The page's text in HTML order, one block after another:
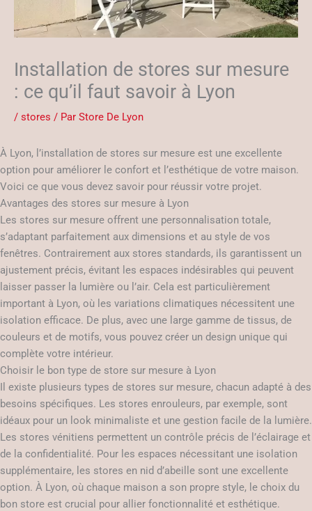
Installation de stores sur mesure
: ce qu’il faut savoir à Lyon
/ stores / Par Store De Lyon
À Lyon, l’installation de stores sur mesure est une excellente
option pour améliorer le confort et l’esthétique de votre maison.
Voici ce que vous devez savoir pour réussir votre projet.
Avantages des stores sur mesure à Lyon
Les stores sur mesure offrent une personnalisation totale,
s’adaptant parfaitement aux dimensions et au style de vos
fenêtres. Contrairement aux stores standards, ils garantissent un
ajustement précis, évitant les espaces indésirables qui peuvent
laisser passer la lumière ou l’air. Cela est particulièrement
important à Lyon, où les variations climatiques nécessitent une
isolation efficace. De plus, avec une large gamme de tissus, de
couleurs et de motifs, vous pouvez créer un design unique qui
complète votre intérieur.
Choisir le bon type de store sur mesure à Lyon
Il existe plusieurs types de stores sur mesure, chacun adapté à des
besoins spécifiques. Les stores enrouleurs, par exemple, sont
idéaux pour un look minimaliste et une gestion facile de la lumière.
Les stores vénitiens permettent un contrôle précis de l’éclairage et
de la confidentialité. Pour les espaces nécessitant une isolation
supplémentaire, les stores en nid d’abeille sont une excellente
option. À Lyon, où chaque maison a son propre style, le choix du
bon store est crucial pour allier fonctionnalité et esthétique.